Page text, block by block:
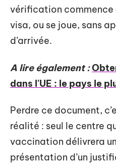
vérification commence
visa, ou se joue, sans
d’arrivée.
A lire également :
dans l'UE : le pays le
Perdre ce document,
réalité : seul le centre
vaccination délivrera un
présentation d’un